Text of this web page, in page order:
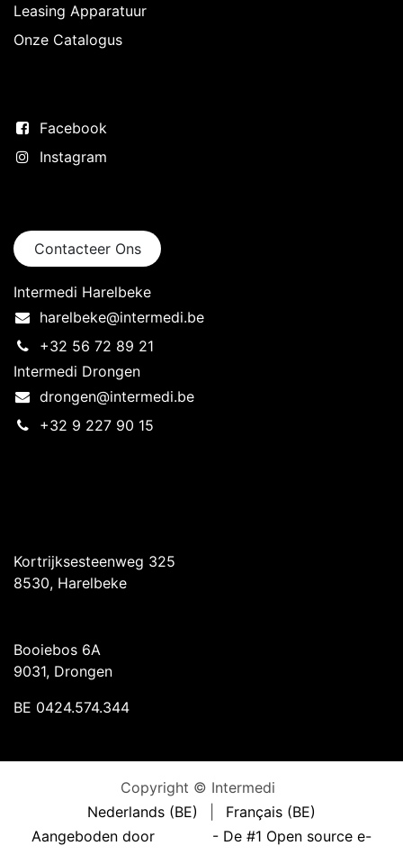
Leasing Apparatuur
Onze Catalogus
Facebook
Instagram
Contacteer Ons
Intermedi Harelbeke
harelbeke@intermedi.be
+32 56 72 89 21
Intermedi Drongen
drongen@intermedi.be
+32 9 227 90 15
Kortrijksesteenweg 325
8530, Harelbeke
Booiebos 6A
9031, Drongen
BE 0424.574.344
Copyright © Intermedi
Nederlands (BE)
Français (BE)
Aangeboden door
- De #1 Open source e-